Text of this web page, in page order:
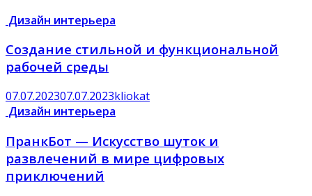
Дизайн интерьера
Создание стильной и функциональной
рабочей среды
07.07.202307.07.2023kliokat
Дизайн интерьера
ПранкБот — Искусство шуток и
развлечений в мире цифровых
приключений